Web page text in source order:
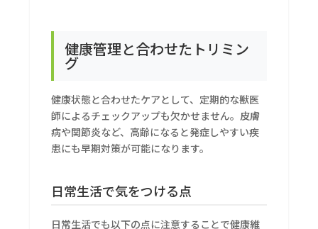
健康管理と合わせたトリミン
グ
健康状態と合わせたケアとして、定期的な獣医
師によるチェックアップも欠かせません。皮膚
病や関節炎など、高齢になると発症しやすい疾
患にも早期対策が可能になります。
日常生活で気をつける点
日常生活でも以下の点に注意することで健康維